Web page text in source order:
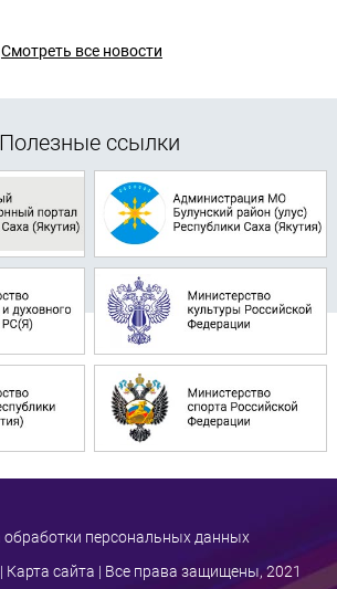
Смотреть все новости
Полезные ссылки
обработки персональных данных
| Карта сайта | Все права защищены, 2021